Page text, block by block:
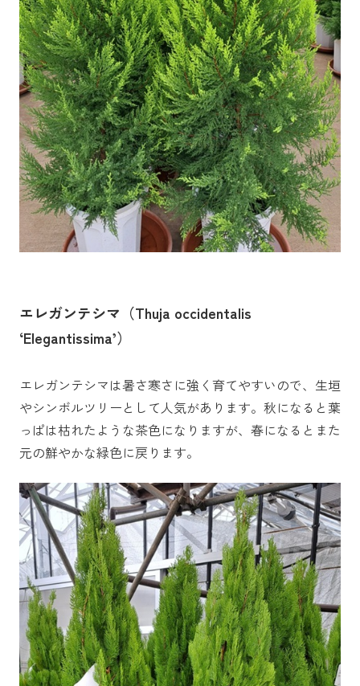
エレガンテシマ（Thuja occidentalis
‘Elegantissima’）
エレガンテシマは暑さ寒さに強く育てやすいので、生垣
やシンボルツリーとして人気があります。秋になると葉
っぱは枯れたような茶色になりますが、春になるとまた
元の鮮やかな緑色に戻ります。